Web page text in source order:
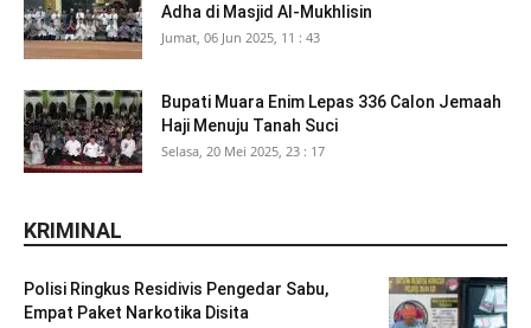
Adha di Masjid Al-Mukhlisin
Jumat, 06 Jun 2025, 11 : 43
Bupati Muara Enim Lepas 336 Calon Jemaah
Haji Menuju Tanah Suci
Selasa, 20 Mei 2025, 23 : 17
KRIMINAL
Polisi Ringkus Residivis Pengedar Sabu,
Empat Paket Narkotika Disita